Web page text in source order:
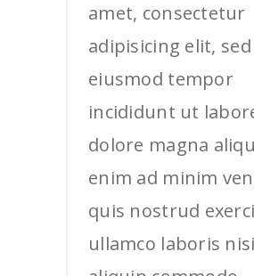
amet, consectetur
adipisicing elit,
eiusmod tempor
incididunt ut
dolore magna
enim ad minim
quis nostrud
ullamco laboris